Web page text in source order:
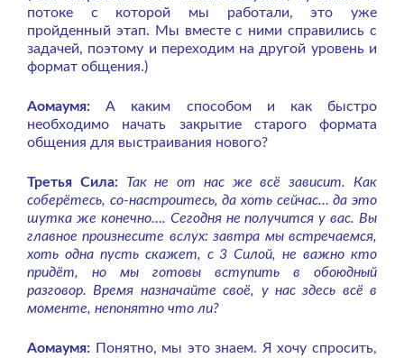
потоке с которой мы работали, это уже
пройденный этап. Мы вместе с ними справились с
задачей, поэтому и переходим на другой уровень и
формат общения.)
Аомаумя: А каким способом и как быстро
необходимо начать закрытие старого формата
общения для выстраивания нового?
Третья Сила:
Так не от нас же всё зависит. Как
соберётесь, со-настроитесь, да хоть сейчас… да это
шутка же конечно…. Сегодня не получится у вас. Вы
главное произнесите вслух: завтра мы встречаемся,
хоть одна пусть скажет, с 3 Силой, не важно кто
придёт, но мы готовы вступить в обоюдный
разговор. Время назначайте своё, у нас здесь всё в
моменте, непонятно что ли?
Аомаумя: Понятно, мы это знаем. Я хочу спросить,